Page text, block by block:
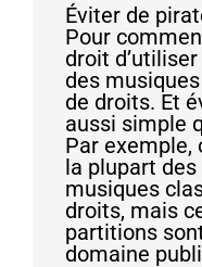
Éviter de
Pour
droit
des
de droits. Et
aussi simple
Par exemple,
la plupart
musiques
droits, mais
partitions
domaine